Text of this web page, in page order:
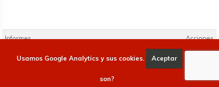
Informes Acciones
babestu estudio sobre la propiedad industrial
babestu estudio sobre la propiedad industrial
Usamos Google Analytics y sus cookies. Aceptar
son?